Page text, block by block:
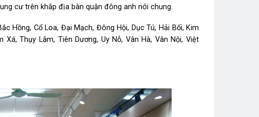
cư trên khắp địa bàn quận đông anh nói chung.
Hồng, Cổ Loa, Đại Mạch, Đông Hội, Dục Tú, Hải Bối, Kim
Xá, Thụy Lâm, Tiên Dương, Uy Nỗ, Vân Hà, Vân Nội, Việt